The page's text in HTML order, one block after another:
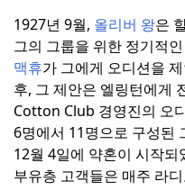
1927년 9월, 올리버 왕은
그의 그룹을 위한 정기적
맥휴가 그에게 오디션을
후, 그 제안은 엘링턴에게
Cotton Club 경영진의 오
6명에서 11명으로 구성된
12월 4일에 약혼이 시작되
부유층 고객들은 매주 라